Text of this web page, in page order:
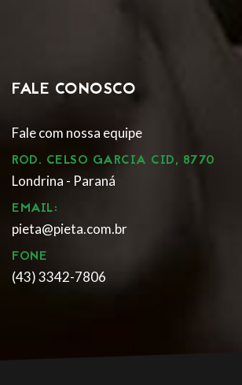
FALE CONOSCO
Fale com nossa equipe
ROD. CELSO GARCIA CID, 8770
Londrina - Paraná
EMAIL:
pieta@pieta.com.br
FONE
(43) 3342-7806